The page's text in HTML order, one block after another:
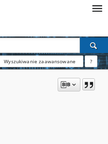
Wyszukiwanie zaawansowane ?